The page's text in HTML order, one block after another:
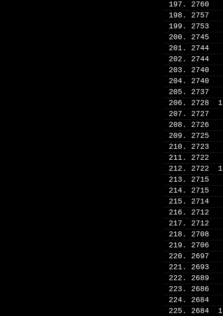
197. 2760
198. 2757
199. 2753
200. 2745
201. 2744
202. 2744
203. 2740
204. 2740
205. 2737
206. 2728
207. 2727
208. 2726
209. 2725
210. 2723
211. 2722
212. 2722
213. 2715
214. 2715
215. 2714
216. 2712
217. 2712
218. 2708
219. 2706
220. 2697
221. 2693
222. 2689
223. 2686
224. 2684
225. 2684